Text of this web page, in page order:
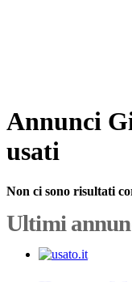
Annunci
usati
Non ci sono risultati
Ultimi